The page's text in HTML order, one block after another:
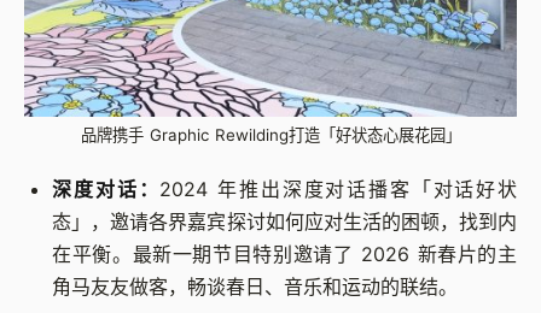
品牌携手 Graphic Rewilding打造「好状态心展花园」
深度对话： 2024 年推出深度对话播客「对话好状
态」，邀请各界嘉宾探讨如何应对生活的困顿，找到内
在平衡。最新一期节目特别邀请了 2026 新春片的主
角马友友做客，畅谈春日、音乐和运动的联结。